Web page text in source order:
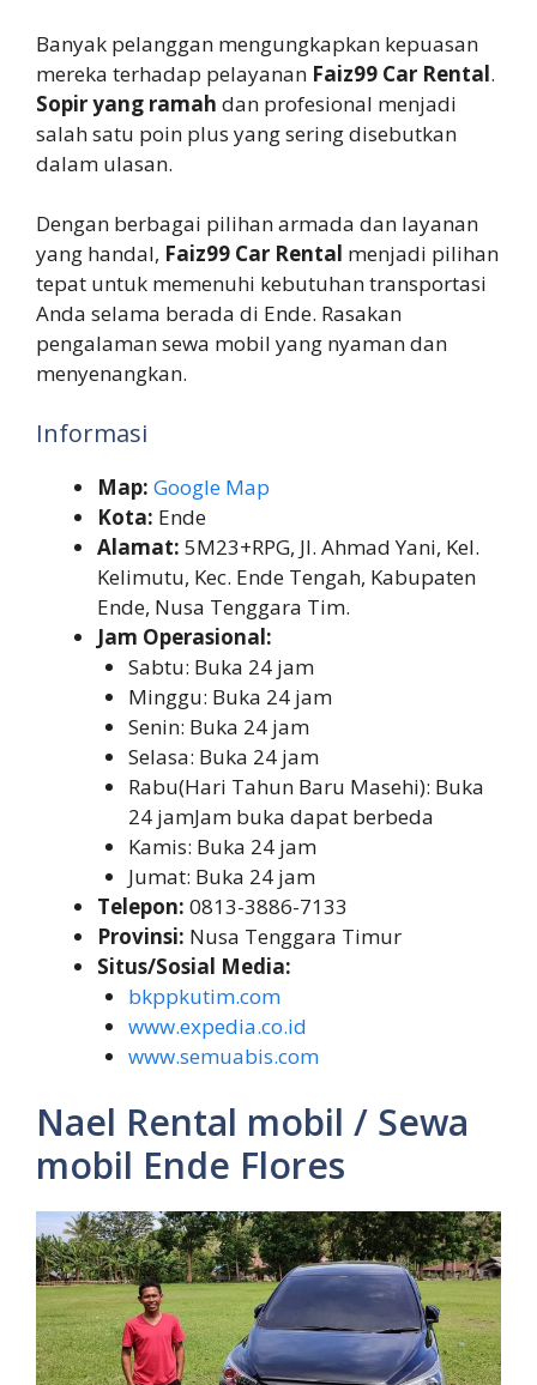
Banyak pelanggan mengungkapkan kepuasan
mereka terhadap pelayanan Faiz99 Car Rental.
Sopir yang ramah dan profesional menjadi
salah satu poin plus yang sering disebutkan
dalam ulasan.
Dengan berbagai pilihan armada dan layanan
yang handal, Faiz99 Car Rental menjadi pilihan
tepat untuk memenuhi kebutuhan transportasi
Anda selama berada di Ende. Rasakan
pengalaman sewa mobil yang nyaman dan
menyenangkan.
Informasi
Map: Google Map
Kota: Ende
Alamat: 5M23+RPG, Jl. Ahmad Yani, Kel.
Kelimutu, Kec. Ende Tengah, Kabupaten
Ende, Nusa Tenggara Tim.
Jam Operasional:
Sabtu: Buka 24 jam
Minggu: Buka 24 jam
Senin: Buka 24 jam
Selasa: Buka 24 jam
Rabu(Hari Tahun Baru Masehi): Buka
24 jamJam buka dapat berbeda
Kamis: Buka 24 jam
Jumat: Buka 24 jam
Telepon: 0813-3886-7133
Provinsi: Nusa Tenggara Timur
Situs/Sosial Media:
bkppkutim.com
www.expedia.co.id
www.semuabis.com
Nael Rental mobil / Sewa
mobil Ende Flores